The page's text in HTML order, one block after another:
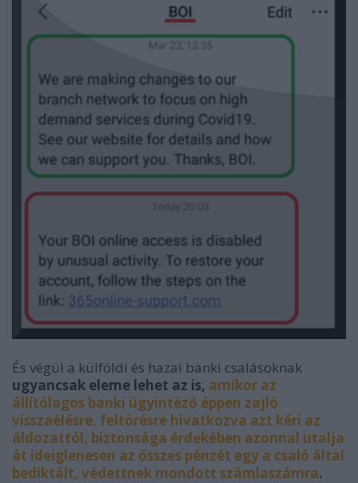
És végül a külföldi és hazai banki csalásoknak
ugyancsak eleme lehet az is, amikor az
állítólagos banki ügyintéző éppen zajló
visszaélésre, feltörésre hivatkozva azt kéri az
áldozattól, biztonsága érdekében azonnal utalja
át ideiglenesen az összes pénzét egy a csaló által
bediktált, védettnek mondott számlaszámra.